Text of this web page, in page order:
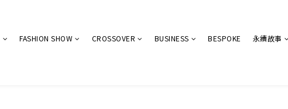
FASHION SHOW CROSSOVER BUSINESS BESPOKE 永續故事